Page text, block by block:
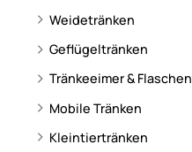
Weidetränken
Geflügeltränken
Tränkeeimer & Flaschen
Mobile Tränken
Kleintiertränken